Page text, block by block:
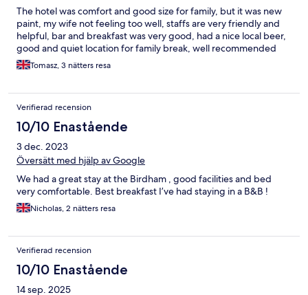
The hotel was comfort and good size for family, but it was new
paint, my wife not feeling too well, staffs are very friendly and
helpful, bar and breakfast was very good, had a nice local beer,
good and quiet location for family break, well recommended
Tomasz, 3 nätters resa
Verifierad recension
10/10 Enastående
3 dec. 2023
Översätt med hjälp av Google
We had a great stay at the Birdham , good facilities and bed
very comfortable. Best breakfast I’ve had staying in a B&B !
Nicholas, 2 nätters resa
Verifierad recension
10/10 Enastående
14 sep. 2025